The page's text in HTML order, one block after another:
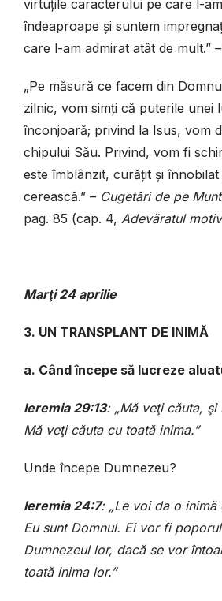
virtuțile caracterului pe care l-
îndeaproape și suntem
care l-am admirat atât de mult.”
„Pe măsură ce facem din
zilnic, vom simți că puterile unei
înconjoară; privind la Isus, vom
chipului Său. Privind, vom fi
este îmblânzit, curățit și
cerească.” – Cugetări de pe
pag. 85 (cap. 4, Adevă­ratul
Marţi24 aprilie
3. UN TRANSPLANT DE INIMĂ
a. Când începe să lucreze
Ieremia 29:13: „Mă veţi căuta,
Mă veţi căuta cu toată inima.”
Unde începe Dumnezeu?
Ieremia 24:7: „Le voi da o inimă
Eu sunt Domnul. Ei vor fi
Dumnezeul lor, dacă se vor
toată inima lor.”